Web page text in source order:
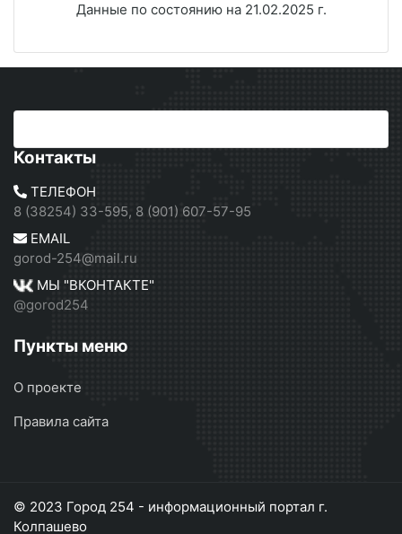
Данные по состоянию на 21.02.2025 г.
Контакты
ТЕЛЕФОН
8 (38254) 33-595, 8 (901) 607-57-95
EMAIL
gorod-254@mail.ru
МЫ "ВКОНТАКТЕ"
@gorod254
Пункты меню
О проекте
Правила сайта
© 2023 Город 254 - информационный портал г.
Колпашево